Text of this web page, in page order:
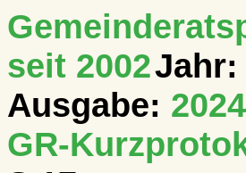
seit 2002Jahr:
Ausgabe:
GR-